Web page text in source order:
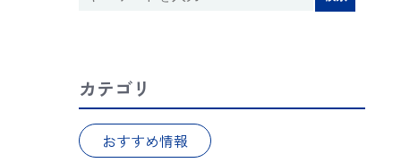
カテゴリ
おすすめ情報